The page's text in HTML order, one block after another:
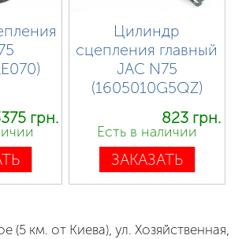
грн.
Цилиндр
сцепления главный
JAC N75
(1605010G5QZ)
823 грн.
Есть в наличии
ЗАКАЗАТЬ
(5 км. от Киева), ул. Хозяйственная,